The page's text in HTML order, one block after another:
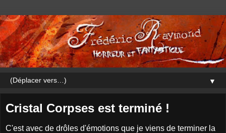
▼
Cristal Corpses est terminé !
C'est avec de drôles d'émotions que je viens de terminer la